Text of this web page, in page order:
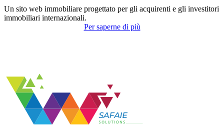
Un sito web immobiliare progettato per gli acquirenti e gli investitori
immobiliari internazionali.
Per saperne di più